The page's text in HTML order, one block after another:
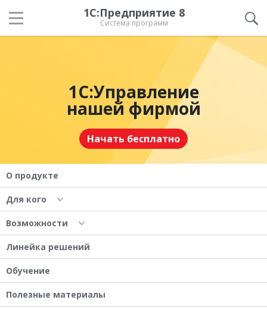
1С:Предприятие 8
Система программ
1С:Управление
нашей фирмой
Начать бесплатно
О продукте
Для кого
Возможности
Линейка решений
Обучение
Полезные материалы